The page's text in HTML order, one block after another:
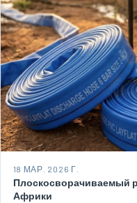
18 МАР. 2026 Г.
Плоскосворачиваемый
Африки